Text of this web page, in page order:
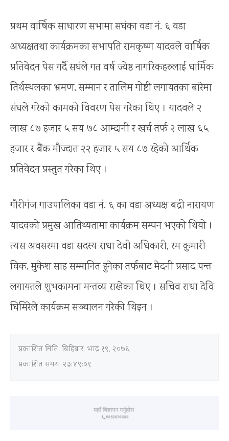
प्रथम वार्षिक साधारण सभामा सघंका वडा नं. ६ वडा
अध्यक्षतथा कार्यक्रमका सभापति रामकृष्ण यादवले वार्षिक
प्रतिवेदन पेस गर्दै सघंले गत वर्ष ज्येष्ठ नागरिकहरुलाई धार्मिक
तिर्थस्थलका भ्रमण, सम्मान र तालिम गोष्टी लगायतका बारेमा
संघले गरेको कामको विवरण पेस गरेका थिए । यादवले २
लाख ८७ हजार ५ सय ७८ आम्दानी र खर्च तर्फ २ लाख ६५
हजार र बैंक मौज्दात २२ हजार ५ सय ८७ रहेको आर्थिक
प्रतिवेदन प्रस्तुत गरेका थिए ।
गौरीगंज गाउपालिका वडा नं. ६ का वडा अध्यक्ष बद्री नारायण
यादवको प्रमुख आतिथ्यतामा कार्यक्रम सम्पन भएको थियो ।
त्यस अवसरमा वडा सदस्य राधा देवी अधिकारी, रम कुमारी
विक, मुकेश साह सम्मानित हुनेका तर्फबाट मेदनी प्रसाद पन्त
लगायतले शुभकामना मन्तव्य राखेका थिए । सचिव राधा देवि
घिमिरेले कार्यक्रम सञ्चालन गरेकी थिइन ।
प्रकाशित मिति: बिहिबार, भाद्र १९, २०७६
प्रकाशित समय: २३:४९:०९